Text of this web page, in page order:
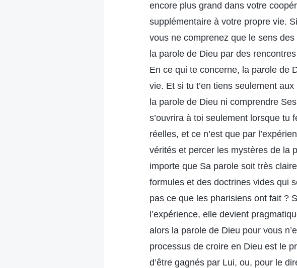
encore plus grand dans votre
supplémentaire à votre propre vie.
vous ne comprenez que le sens
la parole de Dieu par des
En ce qui te concerne, la parole de
vie. Et si tu t’en tiens seulement
la parole de Dieu ni comprendre
s’ouvrira à toi seulement lorsque tu
réelles, et ce n’est que par
vérités et percer les mystères de la
importe que Sa parole soit très
formules et des doctrines vides qui
pas ce que les pharisiens ont fait ?
l’expérience, elle devient
alors la parole de Dieu pour vous
processus de croire en Dieu est le
d’être gagnés par Lui, ou, pour le